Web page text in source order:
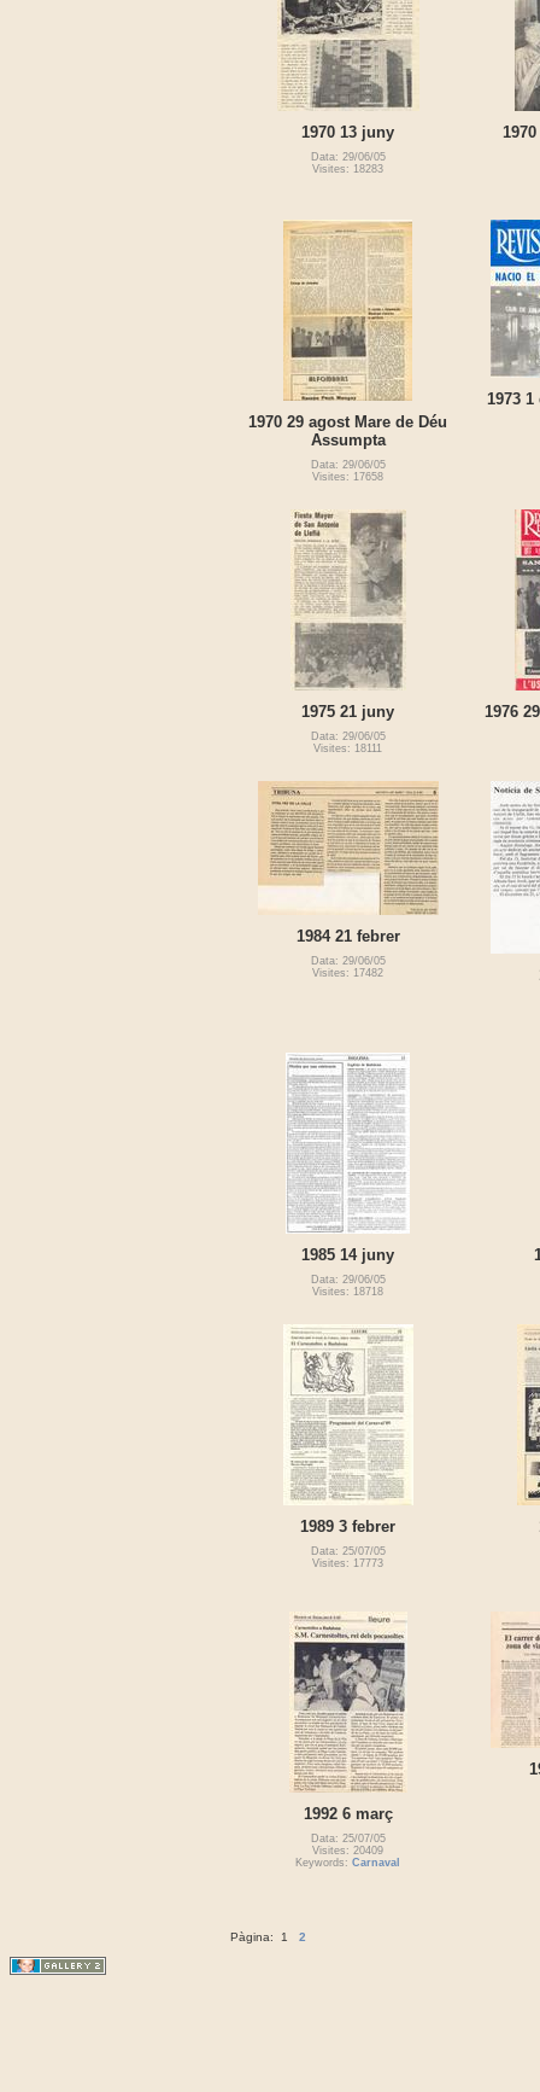
1970 13 juny
Data: 29/06/05
Visites: 18283
1970 29 agost Mare de Déu
Assumpta
Data: 29/06/05
Visites: 17658
1973
1975 21 juny
Data: 29/06/05
Visites: 18111
1976
1984 21 febrer
Data: 29/06/05
Visites: 17482
1985 14 juny
Data: 29/06/05
Visites: 18718
1989 3 febrer
Data: 25/07/05
Visites: 17773
1992 6 març
Data: 25/07/05
Visites: 20409
Keywords: Carnaval
Pàgina: 1 2